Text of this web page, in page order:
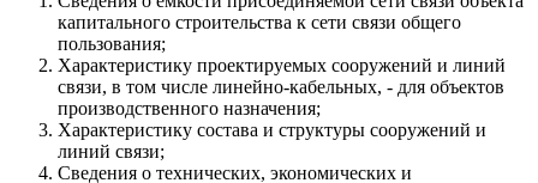
капитального строительства к сети связи общего
пользования;
Характеристику проектируемых сооружений и линий
связи, в том числе линейно-кабельных, - для объектов
производственного назначения;
Характеристику состава и структуры сооружений и
линий связи;
Сведения о технических, экономических и